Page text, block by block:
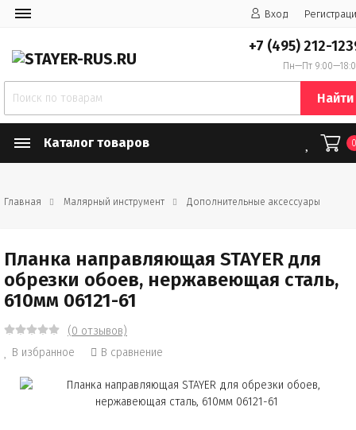
Вход
+7 (495) 212-
Пн—Пт
Найти
Каталог товаров
Главная Малярный инструмент Дополнительные аксессуары
Планка направляющая STAYER для
обрезки обоев, нержавеющая сталь,
610мм 06121-61
(0 отзывов)
В избранное
В сравнение